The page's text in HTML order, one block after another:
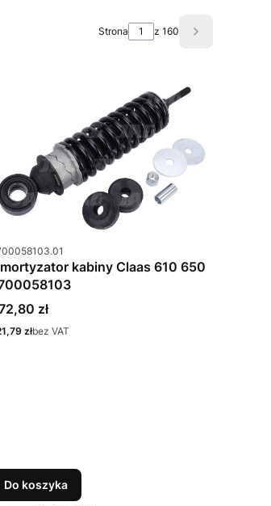
Strona z 160 Następne
produktu
kabiny Claas 610 650
zł
złbez VAT
Do koszyka